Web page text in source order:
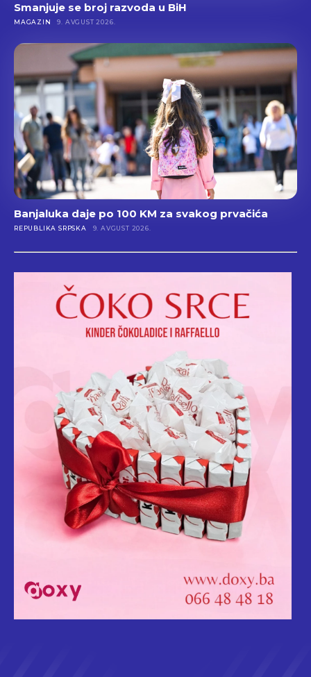
Smanjuje se broj razvoda u BiH
MAGAZIN 9. AVGUST 2026.
Banjaluka daje po 100 KM za svakog prvačića
REPUBLIKA SRPSKA 9. AVGUST 2026.